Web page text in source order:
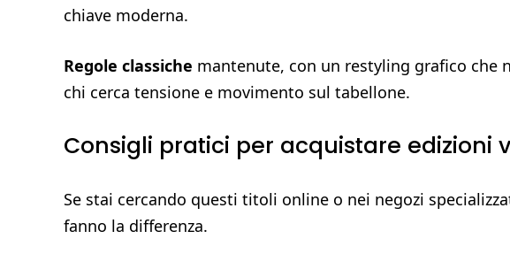
chiave moderna.
Regole classiche mantenute, con un restyling grafico che
chi cerca tensione e movimento sul tabellone.
Consigli pratici per acquistare edizioni
Se stai cercando questi titoli online o nei negozi
fanno la differenza.